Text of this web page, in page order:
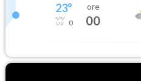
23°
0
ore
00